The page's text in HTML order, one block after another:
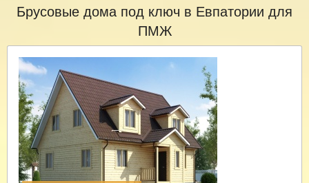
Брусовые дома под ключ в Евпатории для
ПМЖ